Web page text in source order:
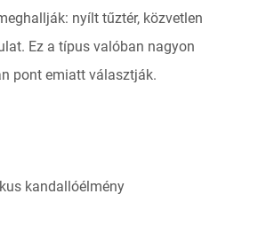
nyílt tűztér, közvetlen
Ez a típus valóban nagyon
pont emiatt választják.
kandallóélmény